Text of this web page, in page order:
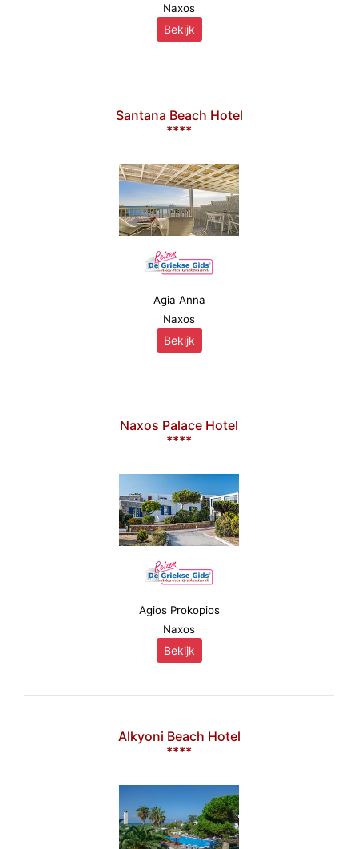
Naxos
Bekijk
Santana Beach Hotel
****
Agia Anna
Naxos
Bekijk
Naxos Palace Hotel
****
Agios Prokopios
Naxos
Bekijk
Alkyoni Beach Hotel
****